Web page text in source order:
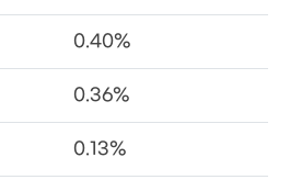
0.40%
0.36%
0.13%